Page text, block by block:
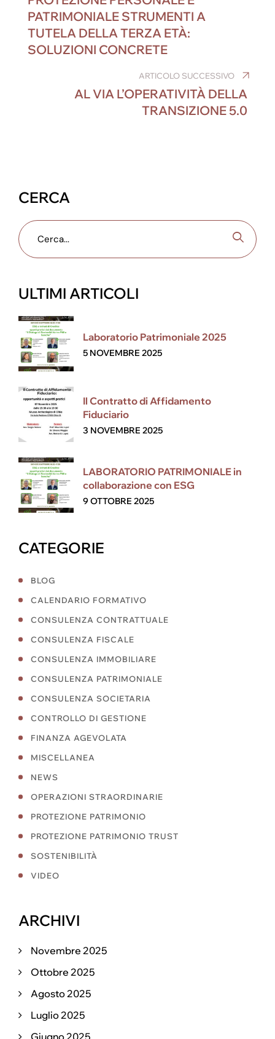
o
o
k
n g
er
m
PATRIMONIALE STRUMENTI A
TUTELA DELLA TERZA ETÀ:
SOLUZIONI CONCRETE
ARTICOLO SUCCESSIVO
AL VIA L’OPERATIVITÀ DELLA
TRANSIZIONE 5.0
CERCA
ULTIMI ARTICOLI
Laboratorio Patrimoniale 2025
5 NOVEMBRE 2025
Il Contratto di Affidamento
Fiduciario
3 NOVEMBRE 2025
LABORATORIO PATRIMONIALE in
collaborazione con ESG
9 OTTOBRE 2025
CATEGORIE
BLOG
CALENDARIO FORMATIVO
CONSULENZA CONTRATTUALE
CONSULENZA FISCALE
CONSULENZA IMMOBILIARE
CONSULENZA PATRIMONIALE
CONSULENZA SOCIETARIA
CONTROLLO DI GESTIONE
FINANZA AGEVOLATA
MISCELLANEA
NEWS
OPERAZIONI STRAORDINARIE
PROTEZIONE PATRIMONIO
PROTEZIONE PATRIMONIO TRUST
SOSTENIBILITÀ
VIDEO
ARCHIVI
Novembre 2025
Ottobre 2025
Agosto 2025
Luglio 2025
Giugno 2025